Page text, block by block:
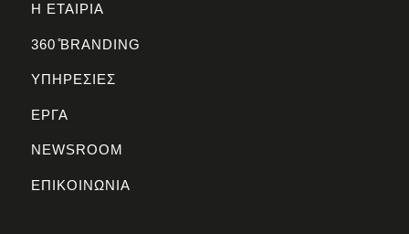
Η ΕΤΑΙΡΙΑ
360 ̊BRANDING
ΥΠΗΡΕΣΙΕΣ
ΕΡΓΑ
NEWSROOM
ΕΠΙΚΟΙΝΩΝΙΑ